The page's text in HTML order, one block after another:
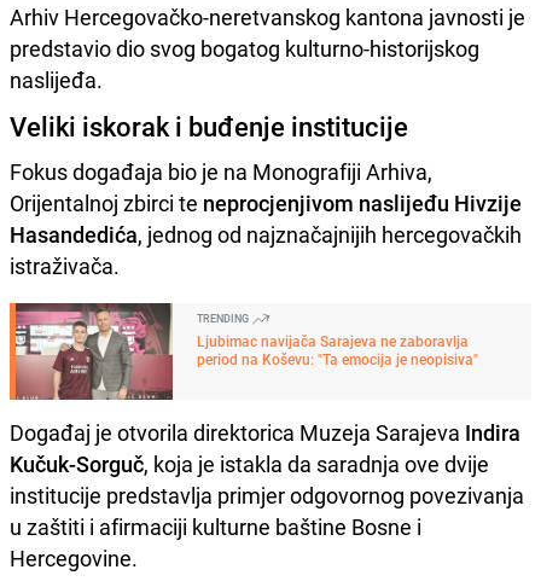
Arhiv Hercegovačko-neretvanskog kantona javnosti je
predstavio dio svog bogatog kulturno-historijskog
naslijeđa.
Veliki iskorak i buđenje institucije
Fokus događaja bio je na Monografiji Arhiva,
Orijentalnoj zbirci te neprocjenjivom naslijeđu Hivzije
Hasandedića, jednog od najznačajnijih hercegovačkih
istraživača.
TRENDING
Ljubimac navijača Sarajeva ne zaboravlja
period na Koševu: "Ta emocija je neopisiva"
Događaj je otvorila direktorica Muzeja Sarajeva Indira
Kučuk-Sorguč, koja je istakla da saradnja ove dvije
institucije predstavlja primjer odgovornog povezivanja
u zaštiti i afirmaciji kulturne baštine Bosne i
Hercegovine.